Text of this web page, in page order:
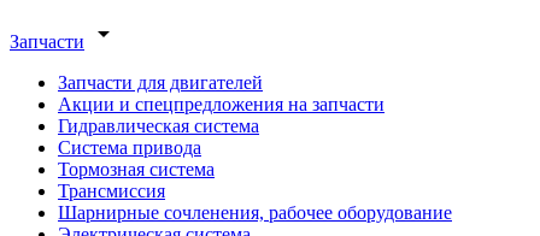
Запчасти arrow_drop_down
Запчасти для двигателей
Акции и спецпредложения на запчасти
Гидравлическая система
Система привода
Тормозная система
Трансмиссия
Шарнирные сочленения, рабочее оборудование